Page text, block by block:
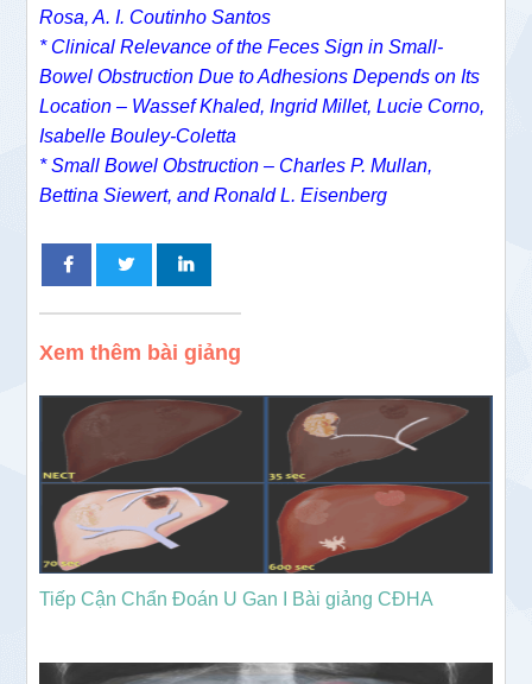
Rosa, A. I. Coutinho Santos
* Clinical Relevance of the Feces Sign in Small-
Bowel Obstruction Due to Adhesions Depends on Its
Location – Wassef Khaled, Ingrid Millet, Lucie Corno,
Isabelle Bouley-Coletta
* Small Bowel Obstruction – Charles P. Mullan,
Bettina Siewert, and Ronald L. Eisenberg
Xem thêm bài giảng
Tiếp Cận Chẩn Đoán U Gan I Bài giảng CĐHA